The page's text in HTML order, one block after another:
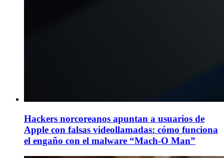
Hackers norcoreanos apuntan a usuarios de
Apple con falsas videollamadas: cómo funciona
el engaño con el malware “Mach-O Man”